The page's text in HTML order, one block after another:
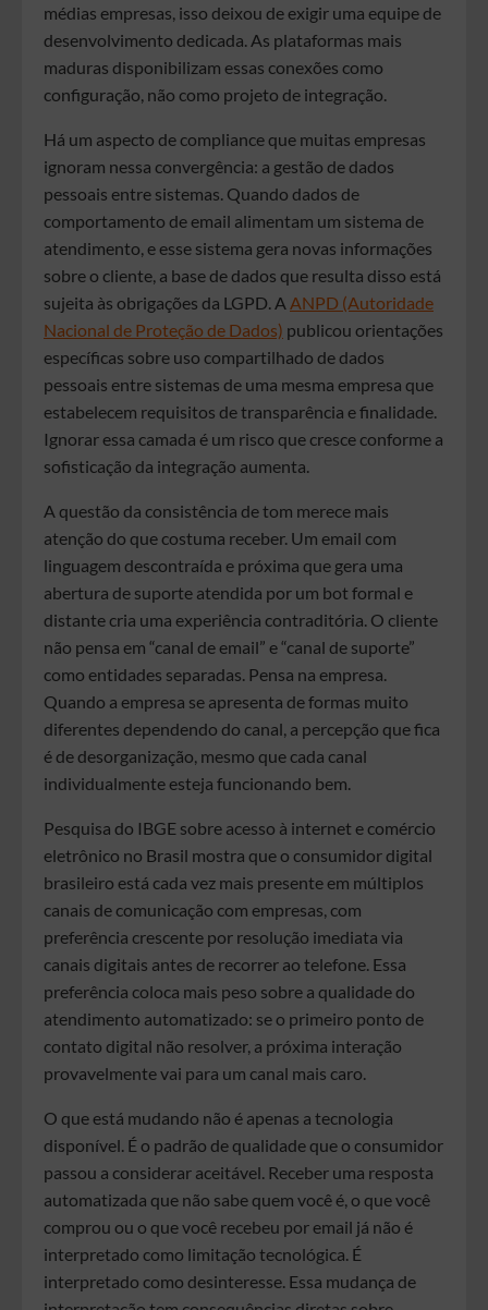
médias empresas, isso deixou de exigir uma equipe de
desenvolvimento dedicada. As plataformas mais
maduras disponibilizam essas conexões como
configuração, não como projeto de integração.
Há um aspecto de compliance que muitas empresas
ignoram nessa convergência: a gestão de dados
pessoais entre sistemas. Quando dados de
comportamento de email alimentam um sistema de
atendimento, e esse sistema gera novas informações
sobre o cliente, a base de dados que resulta disso está
sujeita às obrigações da LGPD. A ANPD (Autoridade
Nacional de Proteção de Dados) publicou orientações
específicas sobre uso compartilhado de dados
pessoais entre sistemas de uma mesma empresa que
estabelecem requisitos de transparência e finalidade.
Ignorar essa camada é um risco que cresce conforme a
sofisticação da integração aumenta.
A questão da consistência de tom merece mais
atenção do que costuma receber. Um email com
linguagem descontraída e próxima que gera uma
abertura de suporte atendida por um bot formal e
distante cria uma experiência contraditória. O cliente
não pensa em “canal de email” e “canal de suporte”
como entidades separadas. Pensa na empresa.
Quando a empresa se apresenta de formas muito
diferentes dependendo do canal, a percepção que fica
é de desorganização, mesmo que cada canal
individualmente esteja funcionando bem.
Pesquisa do IBGE sobre acesso à internet e comércio
eletrônico no Brasil mostra que o consumidor digital
brasileiro está cada vez mais presente em múltiplos
canais de comunicação com empresas, com
preferência crescente por resolução imediata via
canais digitais antes de recorrer ao telefone. Essa
preferência coloca mais peso sobre a qualidade do
atendimento automatizado: se o primeiro ponto de
contato digital não resolver, a próxima interação
provavelmente vai para um canal mais caro.
O que está mudando não é apenas a tecnologia
disponível. É o padrão de qualidade que o consumidor
passou a considerar aceitável. Receber uma resposta
automatizada que não sabe quem você é, o que você
comprou ou o que você recebeu por email já não é
interpretado como limitação tecnológica. É
interpretado como desinteresse. Essa mudança de